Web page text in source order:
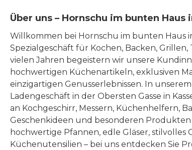
Über uns – Hornschu im bunten Haus
Willkommen bei Hornschu im bunten Haus
Spezialgeschäft für Kochen, Backen,
vielen Jahren begeistern wir unsere
hochwertigen Küchenartikeln, exklusiven
einzigartigen Genusserlebnissen. In
Ladengeschäft in der Obersten Gasse in
an Kochgeschirr, Messern, Küchenhelfern,
Geschenkideen und besonderen
hochwertige Pfannen, edle Gläser, stilvolles
Küchenutensilien – bei uns entdecken Sie